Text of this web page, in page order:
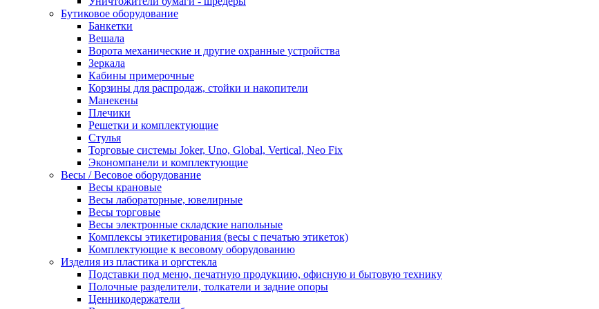
Бутиковое оборудование
Банкетки
Вешала
Ворота механические и другие охранные устройства
Зеркала
Кабины примерочные
Корзины для распродаж, стойки и накопители
Манекены
Плечики
Решетки и комплектующие
Стулья
Торговые системы Joker, Uno, Global, Vertical, Neo Fix
Экономпанели и комплектующие
Весы / Весовое оборудование
Весы крановые
Весы лабораторные, ювелирные
Весы торговые
Весы электронные складские напольные
Комплексы этикетирования (весы с печатью этикеток)
Комплектующие к весовому оборудованию
Изделия из пластика и оргстекла
Подставки под меню, печатную продукцию, офисную и бытовую технику
Полочные разделители, толкатели и задние опоры
Ценникодержатели